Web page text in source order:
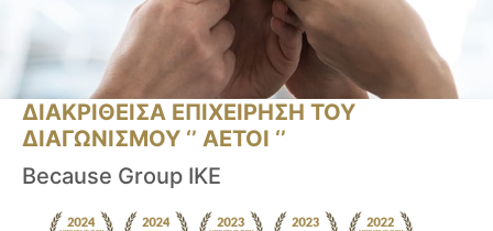
ΔΙΑΚΡΙΘΕΙΣΑ ΕΠΙΧΕΙΡΗΣΗ ΤΟΥ
ΔΙΑΓΩΝΙΣΜΟΥ ‘’ ΑΕΤΟΙ ‘’
Because Group ΙΚΕ